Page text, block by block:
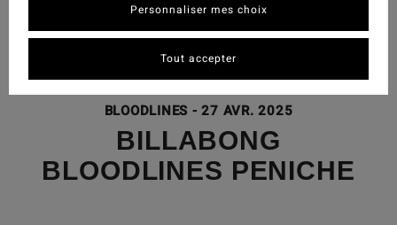
BLOODLINES - 27 AVR. 2025
BILLABONG
BLOODLINES PENICHE
Personnaliser mes choix
Tout accepter